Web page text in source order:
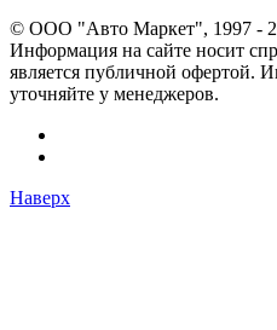
© OOO "Авто Маркет", 1997 -
Информация на сайте носит
является публичной офертой.
уточняйте у менеджеров.
Наверх